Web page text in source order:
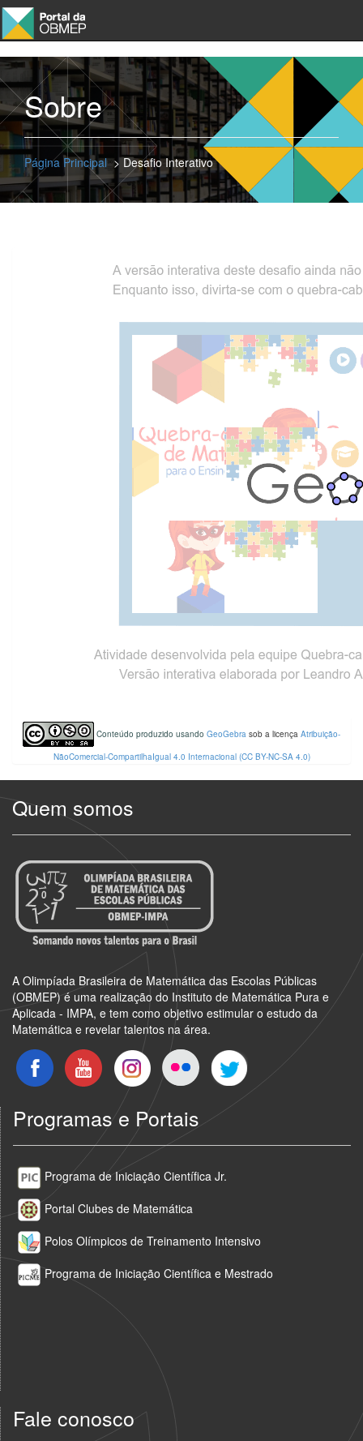
Sobre
Página Principal> Desafio Interativo
Conteúdo produzido usando GeoGebra sob a licença Atribuição-
NãoComercial-CompartilhaIgual 4.0 Internacional (CC BY-NC-SA 4.0)
Quem somos
A Olimpíada Brasileira de Matemática das Escolas Públicas
(OBMEP) é uma realização do Instituto de Matemática Pura e
Aplicada - IMPA, e tem como objetivo estimular o estudo da
Matemática e revelar talentos na área.
Programas e Portais
Programa de Iniciação Científica Jr.
Portal Clubes de Matemática
Polos Olímpicos de Treinamento Intensivo
Programa de Iniciação Científica e Mestrado
Fale conosco